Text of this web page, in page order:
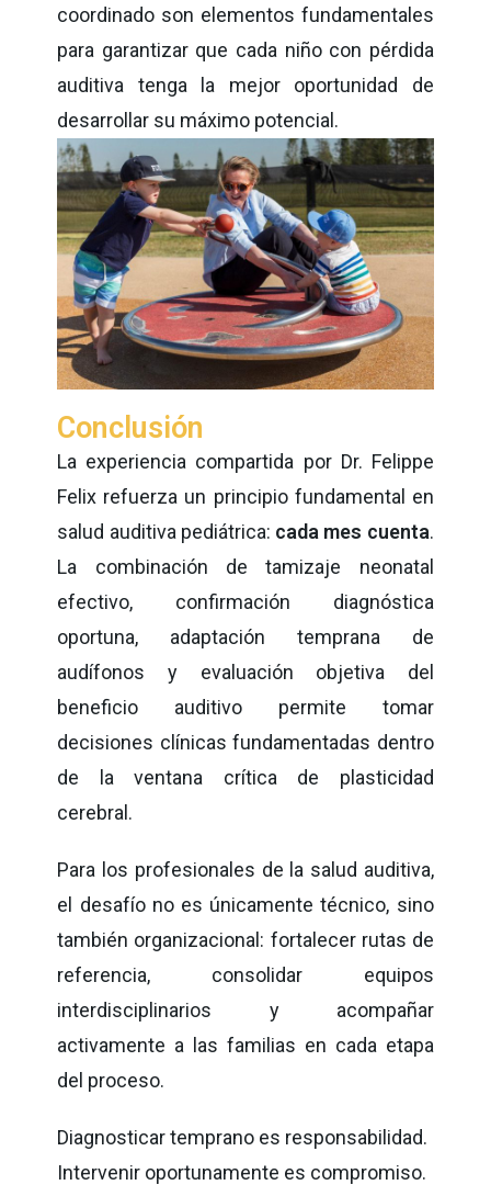
coordinado son elementos fundamentales
para garantizar que cada niño con pérdida
auditiva tenga la mejor oportunidad de
desarrollar su máximo potencial.
Conclusión
La experiencia compartida por Dr. Felippe
Felix refuerza un principio fundamental en
salud auditiva pediátrica: cada mes cuenta.
La combinación de tamizaje neonatal
efectivo, confirmación diagnóstica
oportuna, adaptación temprana de
audífonos y evaluación objetiva del
beneficio auditivo permite tomar
decisiones clínicas fundamentadas dentro
de la ventana crítica de plasticidad
cerebral.
Para los profesionales de la salud auditiva,
el desafío no es únicamente técnico, sino
también organizacional: fortalecer rutas de
referencia, consolidar equipos
interdisciplinarios y acompañar
activamente a las familias en cada etapa
del proceso.
Diagnosticar temprano es responsabilidad.
Intervenir oportunamente es compromiso.